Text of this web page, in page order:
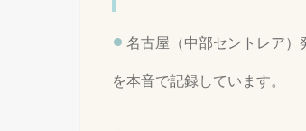
名古屋（中部セントレア
を本音で記録しています。